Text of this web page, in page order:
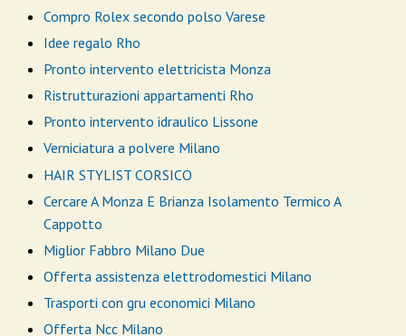
Compro Rolex secondo polso Varese
Idee regalo Rho
Pronto intervento elettricista Monza
Ristrutturazioni appartamenti Rho
Pronto intervento idraulico Lissone
Verniciatura a polvere Milano
HAIR STYLIST CORSICO
Cercare A Monza E Brianza Isolamento Termico A
Cappotto
Miglior Fabbro Milano Due
Offerta assistenza elettrodomestici Milano
Trasporti con gru economici Milano
Offerta Ncc Milano